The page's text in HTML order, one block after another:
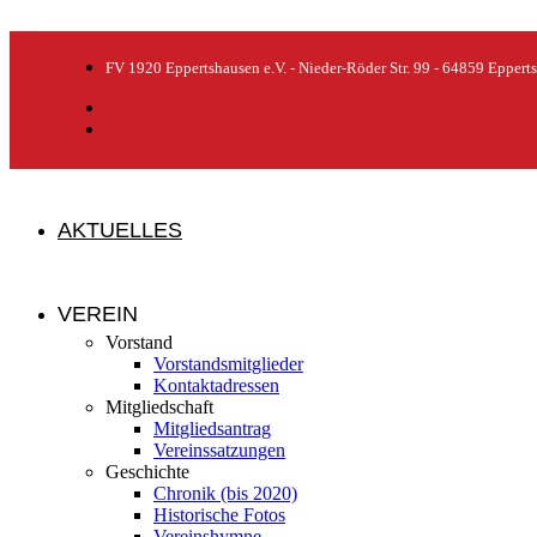
FV 1920 Eppertshausen e.V. - Nieder-Röder Str. 99 - 64859
AKTUELLES
VEREIN
Vorstand
Vorstandsmitglieder
Kontaktadressen
Mitgliedschaft
Mitgliedsantrag
Vereinssatzungen
Geschichte
Chronik (bis 2020)
Historische Fotos